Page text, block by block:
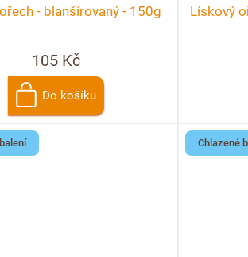
- blanšírovaný - 150g
105 Kč
Do košíku
Lískový
Chlazené